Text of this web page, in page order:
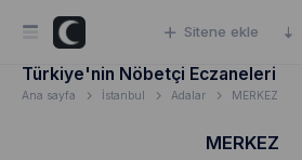
Sitene ekle
Türkiye'nin Nöbetçi Eczaneleri
Ana sayfa İstanbul Adalar MERKEZ
MERKEZ